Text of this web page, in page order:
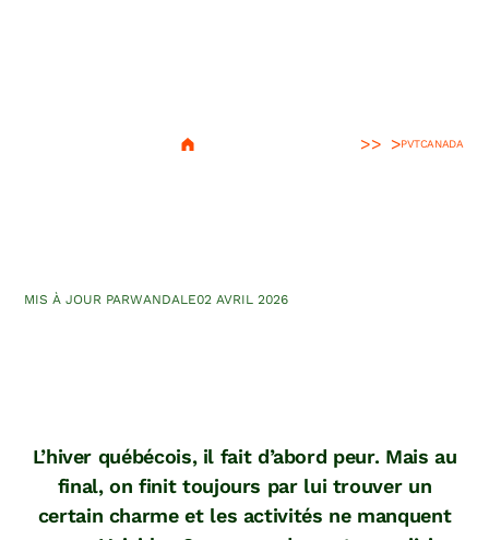
> PVTCANADA
MIS À JOUR PARWANDALE02 AVRIL 2026
L’hiver québécois, il fait d’abord peur. Mais au
final, on finit toujours par lui trouver un
certain charme et les activités ne manquent